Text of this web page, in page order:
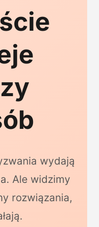
wydają
Ale widzimy
rozwiązania,